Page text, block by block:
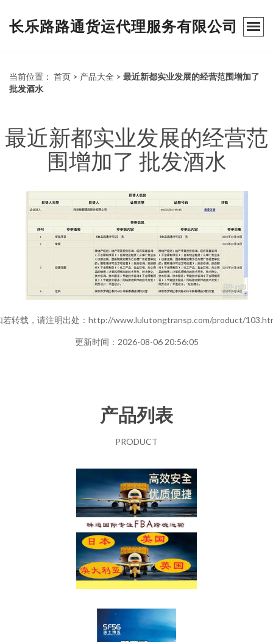
长乐路路通货运代理服务有限公司
当前位置： 首页 > 产品大全 > 最近新都实业发展的经营范围增加了
批发酒水
最近新都实业发展的经营范
围增加了 批发酒水
若转载，请注明出处：http://www.lulutongtransp.com/product/
更新时间：2026-08-06 20:56:05
产品列表
PRODUCT